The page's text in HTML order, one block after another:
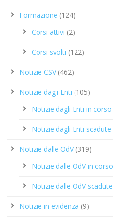
Formazione (124)
Corsi attivi (2)
Corsi svolti (122)
Notizie CSV(462)
Notizie dagli Enti (105)
Notizie dagli Enti in corso
Notizie dagli Enti scadute
Notizie dalle OdV(319)
Notizie dalle OdV in corso
Notizie dalle OdV scadute
Notizie in evidenza (9)